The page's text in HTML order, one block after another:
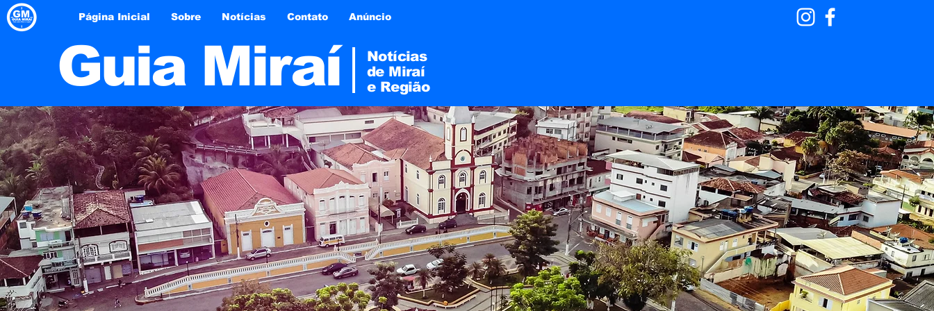
Página Inicial Sobre Notícias Contato Anúncio
Guia Miraí
Notícias
de Miraí
e Região